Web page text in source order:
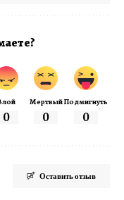
0
Мертвый
0
Подмигнуть
0
Оставить отзыв